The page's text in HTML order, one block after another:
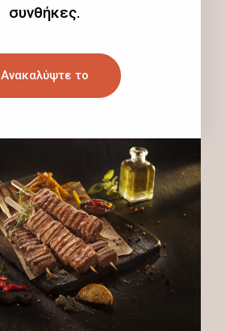
συνθήκες.
Ανακαλύψτε το